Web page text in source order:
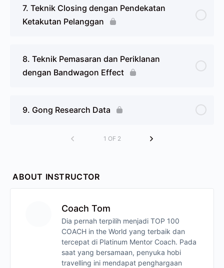
7. Teknik Closing dengan Pendekatan
Ketakutan Pelanggan
8. Teknik Pemasaran dan Periklanan
dengan Bandwagon Effect
9. Gong Research Data
1 OF 2
ABOUT INSTRUCTOR
Coach Tom
Dia pernah terpilih menjadi TOP 100
COACH in the World yang terbaik dan
tercepat di Platinum Mentor Coach. Pada
saat yang bersamaan, penyuka hobi
travelling ini mendapat penghargaan